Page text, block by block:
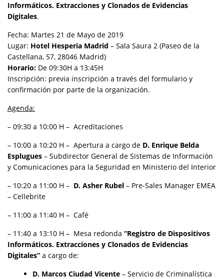
Informáticos. Extracciones y Clonados de Evidencias
Digitales.
Fecha: Martes 21 de Mayo de 2019
Lugar: Hotel Hesperia Madrid – Sala Saura 2 (Paseo de la
Castellana, 57, 28046 Madrid)
Horario: De 09:30H a 13:45H
Inscripción: previa inscripción a través del formulario y
confirmación por parte de la organización.
Agenda:
– 09:30 a 10:00 H – Acreditaciones
– 10:00 a 10:20 H – Apertura a cargo de D. Enrique Belda
Esplugues – Subdirector General de Sistemas de Información
y Comunicaciones para la Seguridad en Ministerio del Interior
– 10:20 a 11:00 H – D. Asher Rubel – Pre-Sales Manager EMEA
– Cellebrite
– 11:00 a 11:40 H – Café
– 11:40 a 13:10 H – Mesa redonda “Registro de Dispositivos
Informáticos. Extracciones y Clonados de Evidencias
Digitales” a cargo de:
D. Marcos Ciudad Vicente – Servicio de Criminalística